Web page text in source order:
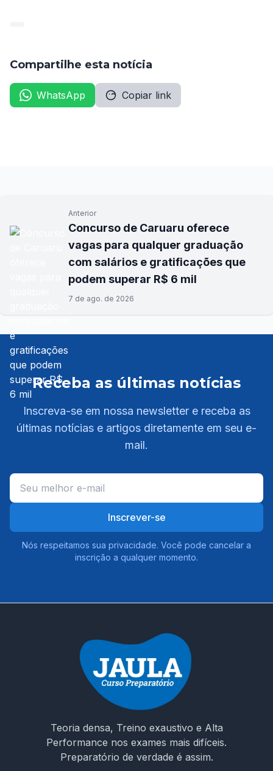
Compartilhe esta notícia
WhatsApp Copiar link
Anterior
Concurso de Caruaru oferece
vagas para qualquer graduação
com salários e gratificações que
podem superar R$ 6 mil
7 de ago. de 2026
Receba as últimas notícias
Inscreva-se em nossa newsletter e receba as
últimas notícias e artigos diretamente em seu e-
mail.
Inscrever-se
Nós respeitamos sua privacidade. Você pode cancelar a
inscrição a qualquer momento.
Teoria densa, Treino exaustivo e Alta
Performance nos exames mais difíceis.
Preparatório de verdade é assim.